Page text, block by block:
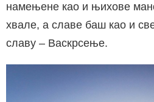
намењене као и њихове
хвале, а славе баш као и
славу – Васкрсење.